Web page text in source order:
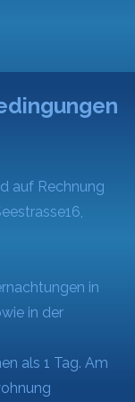
auf Rechnung
in
in der
als 1 Tag. Am